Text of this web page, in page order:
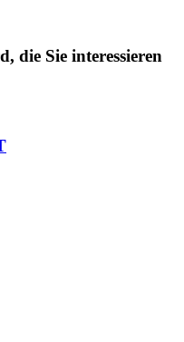
die Sie interessieren